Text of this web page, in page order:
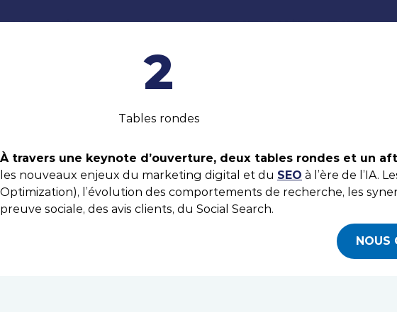
2
Tables rondes
À travers une keynote d’ouverture, deux tables rondes et un
les nouveaux enjeux du marketing digital et du SEO à l’ère de l’IA.
Optimization), l’évolution des comportements de recherche, les
preuve sociale, des avis clients, du Social Search.
NOUS